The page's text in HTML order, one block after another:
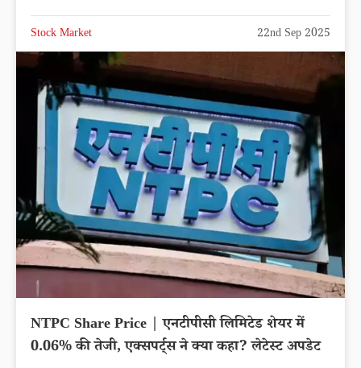
Stock Market 22nd Sep 2025
NTPC Share Price | एनटीपीसी लिमिटेड शेयर में
0.06% की तेजी, एक्सपर्ट्स ने क्या कहा? लेटेस्ट अपडेट